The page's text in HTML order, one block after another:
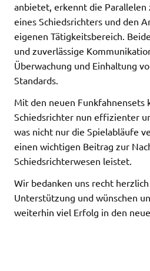
anbietet, erkennt die Parallelen
eines Schiedsrichters und den
eigenen Tätigkeitsbereich.
und zuverlässige
Überwachung und Einhaltung
Standards.
Mit den neuen Funkfahnensets
Schiedsrichter nun effizienter
was nicht nur die Spielabläufe
einen wichtigen Beitrag zur
Schiedsrichterwesen leistet.
Wir bedanken uns recht
Unterstützung und wünschen
weiterhin viel Erfolg in den